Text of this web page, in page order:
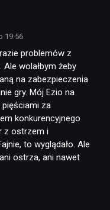
19:56
problemów z
wolałbym żeby
na zabezpieczenia
gry. Mój Ezio na
pięściami za
konkurencyjnego
z ostrzem i
to wyglądało. Ale
ostrza, ani nawet